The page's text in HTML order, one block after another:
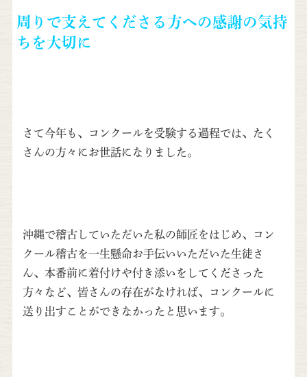
周りで支えてくださる方への感謝の気持
ちを大切に
さて今年も、コンクールを受験する過程では、たく
さんの方々にお世話になりました。
沖縄で稽古していただいた私の師匠をはじめ、コン
クール稽古を一生懸命お手伝いいただいた生徒さ
ん、本番前に着付けや付き添いをしてくださった
方々など、皆さんの存在がなければ、コンクールに
送り出すことができなかったと思います。